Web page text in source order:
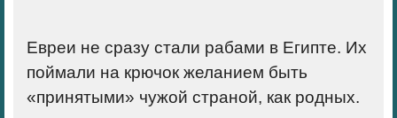
Евреи не сразу стали рабами в Египте. Их
поймали на крючок желанием быть
«принятыми» чужой страной, как родных.